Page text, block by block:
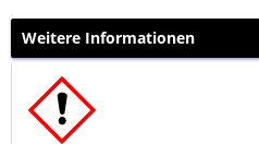
Weitere Informationen